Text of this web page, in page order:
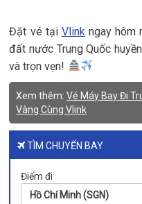
Đặt vé tại Vlinkngay hôm
đất nước Trung Quốc
và trọn vẹn!
Xem thêm:Vé Máy Bay Đi
Vàng Cùng Vlink
TÌM CHUYẾN BAY
Điểm đi
Hồ Chí Minh (SGN)